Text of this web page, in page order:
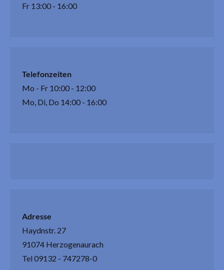
Fr 13:00 - 16:00
Telefonzeiten
Mo - Fr 10:00 - 12:00
Mo, Di, Do 14:00 - 16:00
Adresse
Haydnstr. 27
91074 Herzogenaurach
Tel 09132 - 747278-0